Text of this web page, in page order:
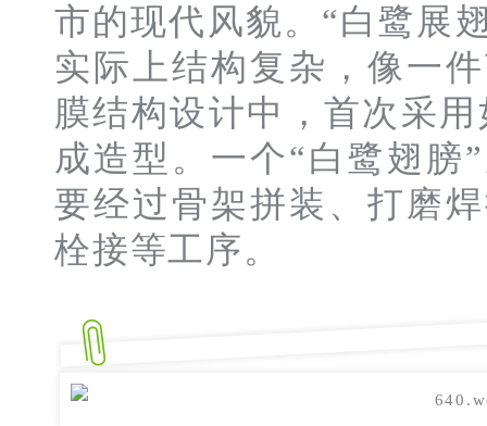
市的现代风貌。“白鹭展
实际上结构复杂，像一
膜结构设计中，首次采用如
成造型。一个“白鹭翅膀
要经过骨架拼装、打磨
栓接等工序。